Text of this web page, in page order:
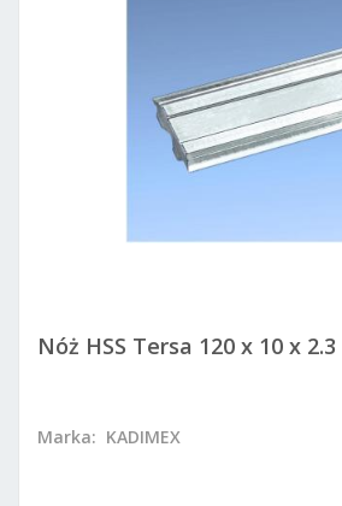
Nóż HSS Tersa 120 x 10 x
Marka: KADIMEX